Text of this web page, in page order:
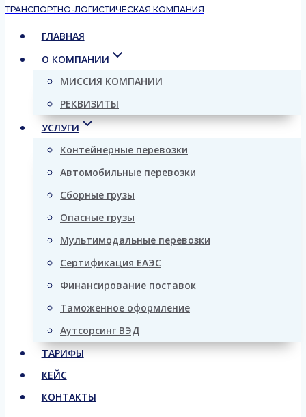
ТРАНСПОРТНО-ЛОГИСТИЧЕСКАЯ КОМПАНИЯ
ГЛАВНАЯ
О КОМПАНИИ
МИССИЯ КОМПАНИИ
РЕКВИЗИТЫ
УСЛУГИ
Контейнерные перевозки
Автомобильные перевозки
Сборные грузы
Опасные грузы
Мультимодальные перевозки
Сертификация ЕАЭС
Финансирование поставок
Таможенное оформление
Аутсорсинг ВЭД
ТАРИФЫ
КЕЙС
КОНТАКТЫ